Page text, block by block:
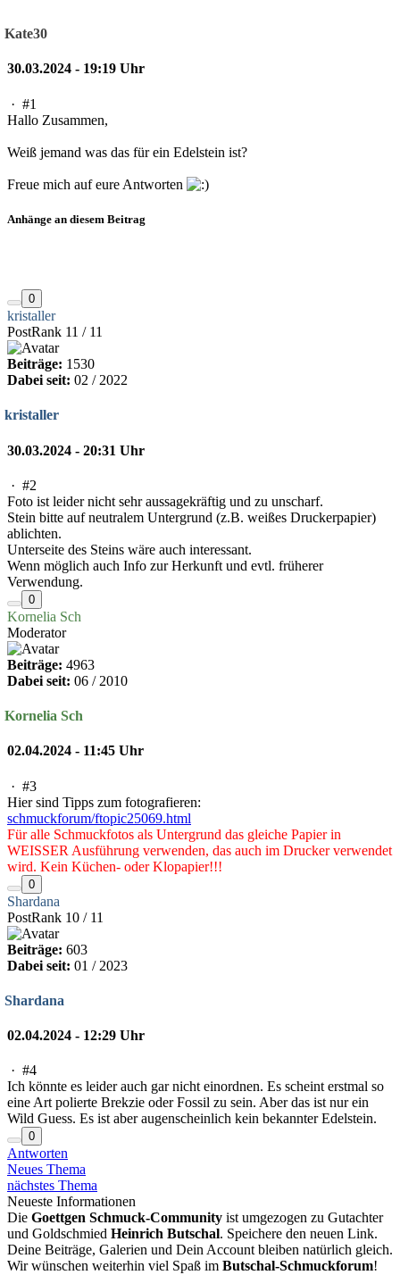
Kate30
30.03.2024 - 19:19 Uhr
· #1
Hallo Zusammen,
Weiß jemand was das für ein Edelstein ist?
Freue mich auf eure Antworten
Anhänge an diesem Beitrag
0
kristaller
PostRank 11 / 11
Beiträge: 1530
Dabei seit: 02 / 2022
kristaller
30.03.2024 - 20:31 Uhr
· #2
Foto ist leider nicht sehr aussagekräftig und zu unscharf.
Stein bitte auf neutralem Untergrund (z.B. weißes Druckerpapier)
ablichten.
Unterseite des Steins wäre auch interessant.
Wenn möglich auch Info zur Herkunft und evtl. früherer
Verwendung.
0
Kornelia Sch
Moderator
Beiträge: 4963
Dabei seit: 06 / 2010
Kornelia Sch
02.04.2024 - 11:45 Uhr
· #3
Hier sind Tipps zum fotografieren:
schmuckforum/ftopic25069.html
Für alle Schmuckfotos als Untergrund das gleiche Papier in
WEISSER Ausführung verwenden, das auch im Drucker verwendet
wird. Kein Küchen- oder Klopapier!!!
0
Shardana
PostRank 10 / 11
Beiträge: 603
Dabei seit: 01 / 2023
Shardana
02.04.2024 - 12:29 Uhr
· #4
Ich könnte es leider auch gar nicht einordnen. Es scheint erstmal so
eine Art polierte Brekzie oder Fossil zu sein. Aber das ist nur ein
Wild Guess. Es ist aber augenscheinlich kein bekannter Edelstein.
0
Antworten
Neues Thema
nächstes Thema
Neueste Informationen
Die Goettgen Schmuck-Community ist umgezogen zu Gutachter
und Goldschmied Heinrich Butschal. Speichere den neuen Link.
Deine Beiträge, Galerien und Dein Account bleiben natürlich gleich.
Wir wünschen weiterhin viel Spaß im Butschal-Schmuckforum!